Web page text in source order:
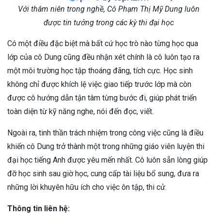
Với thâm niên trong nghề, Cô Phạm Thị Mỹ Dung luôn
được tin tưởng trong các kỳ thi đại học
Có một điều đặc biệt mà bất cứ học trò nào từng học qua
lớp của cô Dung cũng đều nhận xét chính là cô luôn tạo ra
một môi trường học tập thoáng đãng, tích cực. Học sinh
không chỉ được khích lệ việc giao tiếp trước lớp mà còn
được cô hướng dẫn tận tâm từng bước đi, giúp phát triển
toàn diện từ kỹ năng nghe, nói đến đọc, viết.
Ngoài ra, tinh thần trách nhiệm trong công việc cũng là điều
khiến cô Dung trở thành một trong những giáo viên luyện thi
đại học tiếng Anh được yêu mến nhất. Cô luôn sẵn lòng giúp
đỡ học sinh sau giờ học, cung cấp tài liệu bổ sung, đưa ra
những lời khuyên hữu ích cho việc ôn tập, thi cử.
Thông tin liên hệ: